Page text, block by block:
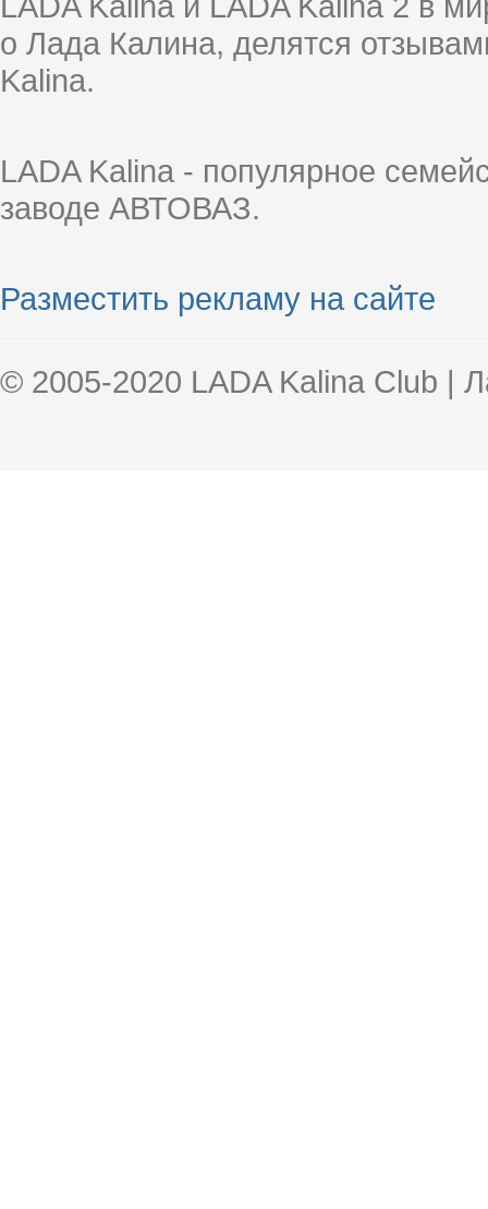
о Лада Калина, делятся
Kalina.
LADA Kalina - популярное
заводе АВТОВАЗ.
Разместить рекламу на сайте
© 2005-2020 LADA Kalina Club |